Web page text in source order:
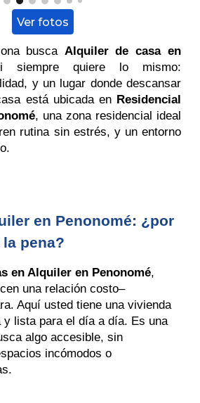
Ver fotos
busca Alquiler de casa en
siempre quiere lo mismo:
y un lugar donde descansar
está ubicada en Residencial
, una zona residencial ideal
rutina sin estrés, y un entorno
en Penonomé: ¿por
pena?
en Alquiler en Penonomé,
una relación costo–
Aquí usted tiene una vivienda
y lista para el día a día. Es una
algo accesible, sin
incómodos o